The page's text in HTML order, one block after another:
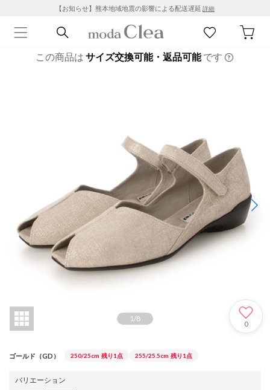
【お知らせ】熊本地域地震の影響による配送遅延 詳細
この商品は サイズ交換可能・返品可能です
1/8
0
ゴールド（GD） 250/25cm 残り1点 255/25.5cm 残り1点
バリエーション